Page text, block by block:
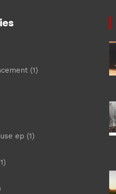
(1)
ep (1)